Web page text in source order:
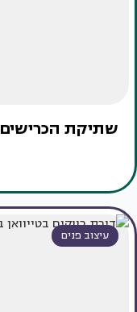
שתיקת הכרישים
עיצוב פנים